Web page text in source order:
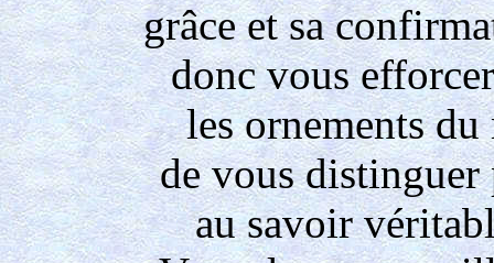
grâce et sa
donc vous
les ornements
de vous distinguer
au savoir